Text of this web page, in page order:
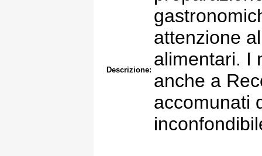
Descrizione:
attenzione
alimentari. I
anche a
accomunati